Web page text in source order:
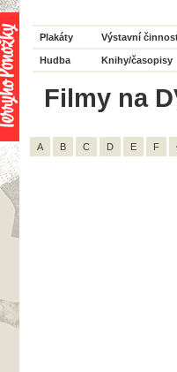
Plakáty Výstavní
Hudba Knihy/časopisy
Filmy na
A B C D E F